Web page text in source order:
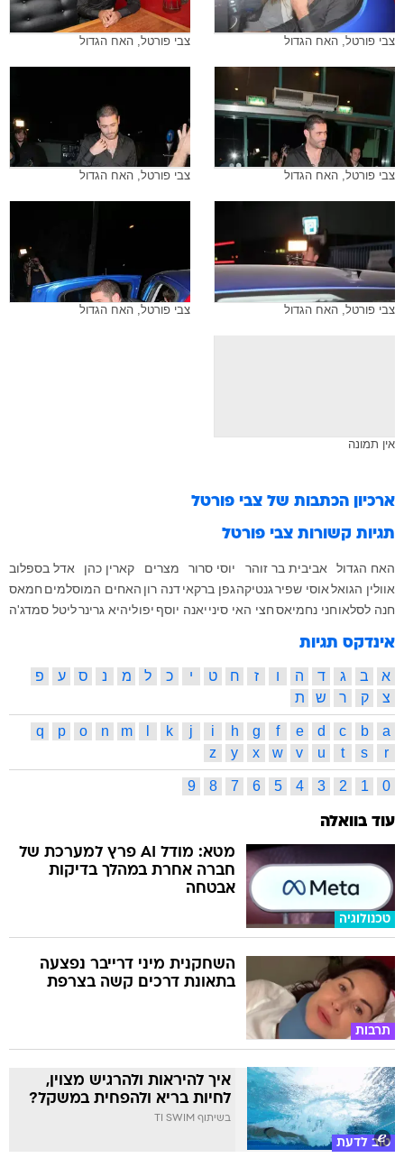
צבי פורטל, האח הגדול צבי פורטל, האח הגדול
צבי פורטל, האח הגדול צבי פורטל, האח הגדול
צבי פורטל, האח הגדול צבי פורטל, האח הגדול
אין תמונה
ארכיון הכתבות של צבי פורטל
תגיות קשורות צבי פורטל
האח הגדול אביבית בר זוהר יוסי סרור מצרים קארין כהן
אדל בספלוב
אוולין הגואלאוסי שפירגנטיקהגפן ברקאי דנה רון האחים המוסלמים חמאס
חנה לסלאוחני נחמיאסחצי האי סינייאנה יוסף יפוליהיא גרינרליטל סמדג'ה
אינדקס תגיות
א ב ג ד ה ו ז ח ט י כ ל מ נ ס ע
פ
צ
ק ר ש ת
a
b
c
d
e
f
g
h
i
j
k
m
n
o
p
q
r
s
t
u
v
w
x
y
z
0
1
2
3
4
5
6
7
8
9
עוד בוואלה
טכנולוגיה
מטא: מודל AI פרץ למערכת של
חברה אחרת במהלך בדיקות
אבטחה
תרבות
השחקנית מיני דרייבר נפצעה
בתאונת דרכים קשה בצרפת
טוב לדעת
איך להיראות ולהרגיש מצוין,
לחיות בריא ולהפחית במשקל?
בשיתוף TI SWIM